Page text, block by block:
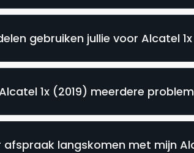
gebruiken jullie voor Alcatel
1x (2019) meerdere
afspraak langskomen met mijn